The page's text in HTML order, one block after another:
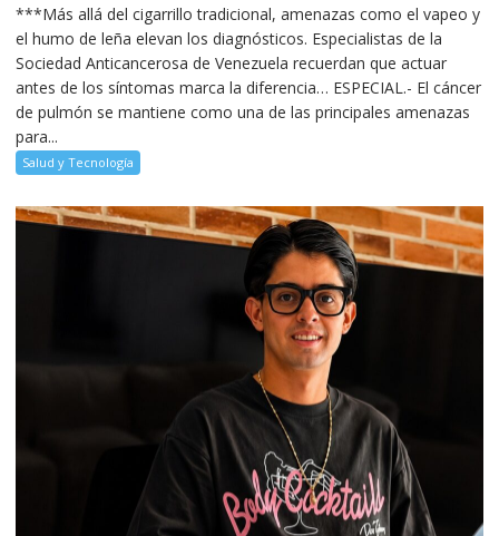
***Más allá del cigarrillo tradicional, amenazas como el vapeo y
el humo de leña elevan los diagnósticos. Especialistas de la
Sociedad Anticancerosa de Venezuela recuerdan que actuar
antes de los síntomas marca la diferencia… ESPECIAL.- El cáncer
de pulmón se mantiene como una de las principales amenazas
para...
Salud y Tecnología